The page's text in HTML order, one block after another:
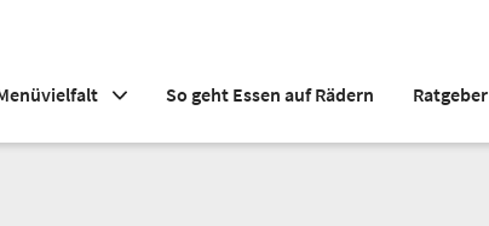
So geht Essen auf Rädern Ratgeber